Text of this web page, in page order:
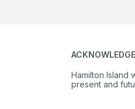
Hamilton Island
present and